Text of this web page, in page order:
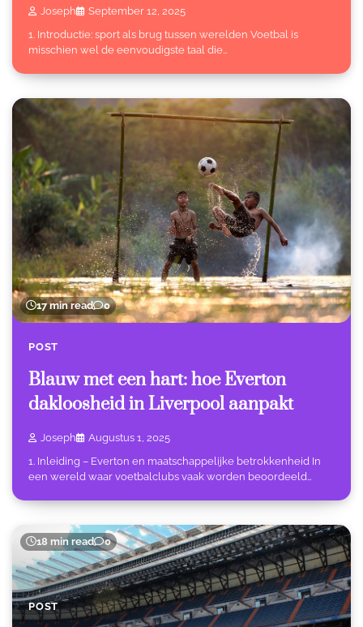
Joseph
September 12, 2025
1. Introductie: sport als brug tussen werelden Voetbal is
misschien wel de eenvoudigste taal die…
17 min read 0
POST
Blauw met een hart: hoe Everton
dakloosheid in Liverpool aanpakt
Joseph
Augustus 1, 2025
1. Inleiding – Everton en maatschappelijke betrokkenheid In
een wereld waar voetbalclubs vaak worden beoordeeld…
18 min read 0
POST